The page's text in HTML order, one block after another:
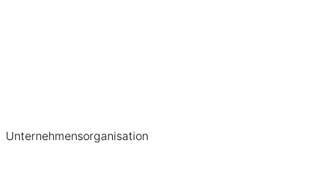
Unternehmensorganisation